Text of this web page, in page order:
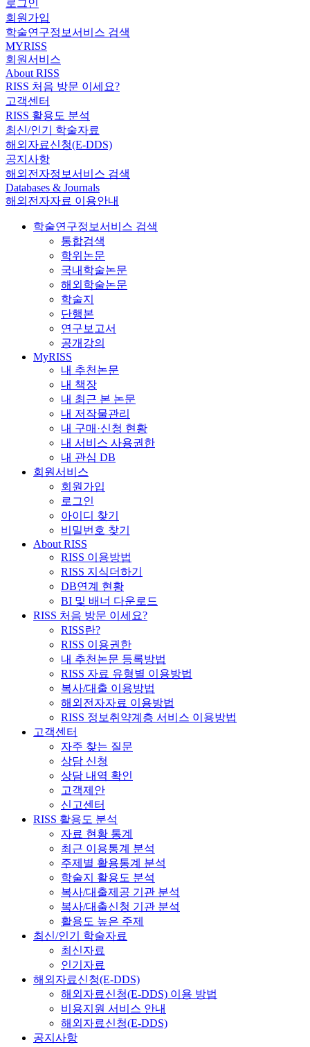
로그인
회원가입
학술연구정보서비스 검색
MYRISS
회원서비스
About RISS
RISS 처음 방문 이세요?
고객센터
RISS 활용도 분석
최신/인기 학술자료
해외자료신청(E-DDS)
공지사항
해외전자정보서비스 검색
Databases & Journals
해외전자자료 이용안내
학술연구정보서비스 검색
통합검색
학위논문
국내학술논문
해외학술논문
학술지
단행본
연구보고서
공개강의
MyRISS
내 추천논문
내 책장
내 최근 본 논문
내 저작물관리
내 구매·신청 현황
내 서비스 사용권한
내 관심 DB
회원서비스
회원가입
로그인
아이디 찾기
비밀번호 찾기
About RISS
RISS 이용방법
RISS 지식더하기
DB연계 현황
BI 및 배너 다운로드
RISS 처음 방문 이세요?
RISS란?
RISS 이용권한
내 추천논문 등록방법
RISS 자료 유형별 이용방법
복사/대출 이용방법
해외전자자료 이용방법
RISS 정보취약계층 서비스 이용방법
고객센터
자주 찾는 질문
상담 신청
상담 내역 확인
고객제안
신고센터
RISS 활용도 분석
자료 현황 통계
최근 이용통계 분석
주제별 활용통계 분석
학술지 활용도 분석
복사/대출제공 기관 분석
복사/대출신청 기관 분석
활용도 높은 주제
최신/인기 학술자료
최신자료
인기자료
해외자료신청(E-DDS)
해외자료신청(E-DDS) 이용 방법
비용지원 서비스 안내
해외자료신청(E-DDS)
공지사항